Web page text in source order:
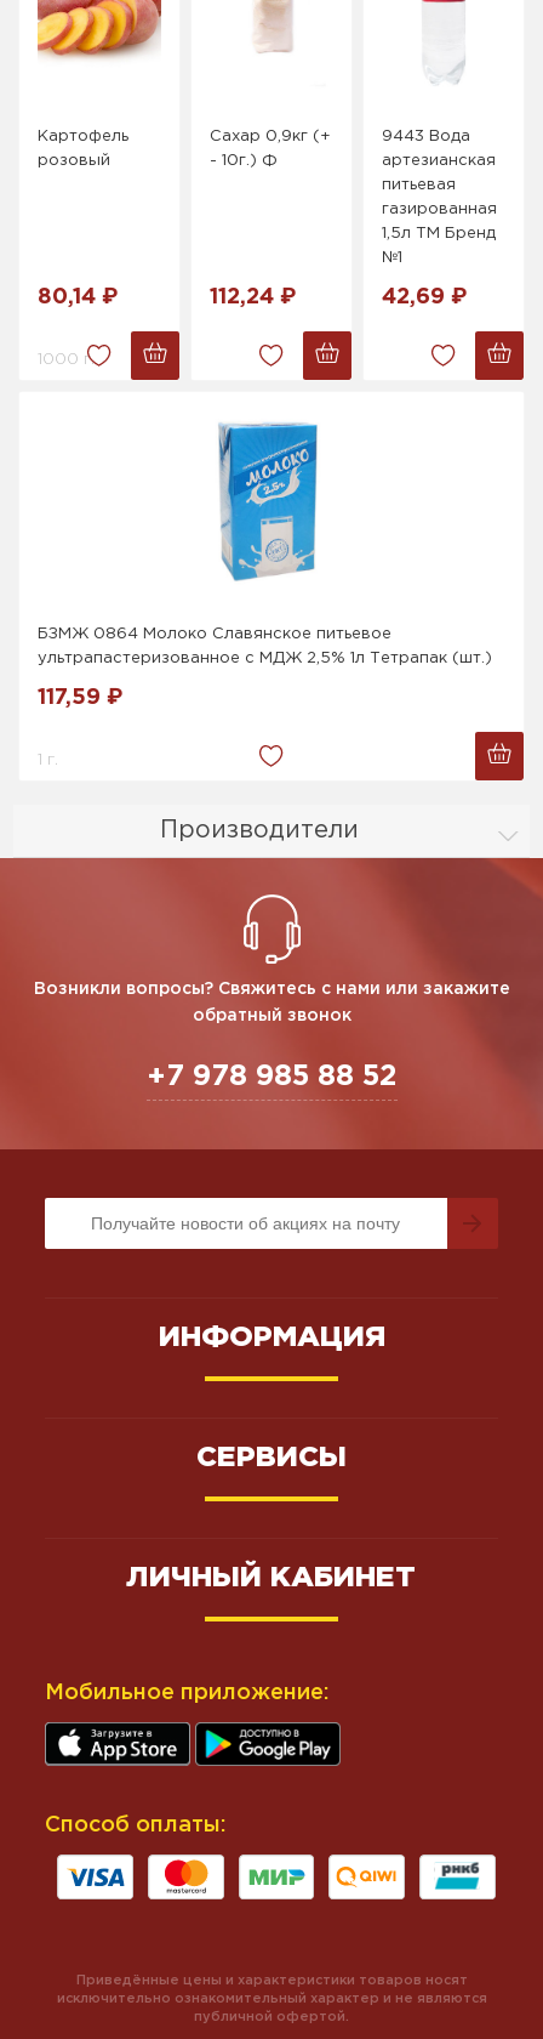
Производители
Картофель
розовый
80,14 ₽
1000 г.
Сахар 0,9кг (+
- 10г.) Ф
112,24 ₽
9443 Вода
артезианская
питьевая
газированная
1,5л ТМ Бренд
№1
42,69 ₽
БЗМЖ 0864 Молоко Славянское питьевое
ультрапастеризованное с МДЖ 2,5% 1л Тетрапак (шт.)
117,59 ₽
1 г.
Возникли вопросы? Свяжитесь с нами или закажите
обратный звонок
+7 978 985 88 52
ИНФОРМАЦИЯ
СЕРВИСЫ
ЛИЧНЫЙ КАБИНЕТ
Мобильное приложение:
Способ оплаты:
Приведённые цены и характеристики товаров носят
исключительно ознакомительный характер и не являются
публичной офертой.